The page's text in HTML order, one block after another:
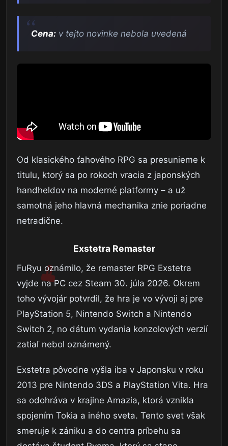
Cena: v tejto novinke nebola uvedená
Od klasického ťahového RPG sa presunieme k
titulu, ktorý sa po rokoch vracia z japonských
handheldov na moderné platformy – a už
samotná jeho hlavná mechanika znie poriadne
netradične.
Exstetra Remaster
FuRyu oznámilo, že remaster RPG Exstetra
vyjde na PC cez Steam 30. júla 2026. Okrem
toho vývojár potvrdil, že hra je vo vývoji aj pre
PlayStation 5, Nintendo Switch a Nintendo
Switch 2, no dátum vydania konzolových verzií
zatiaľ nebol oznámený.
Exstetra pôvodne vyšla iba v Japonsku v roku
2013 pre Nintendo 3DS a PlayStation Vita. Hra
sa odohráva v krajine Amazia, ktorá vznikla
spojením Tokia a iného sveta. Tento svet však
smeruje k zániku a do centra príbehu sa